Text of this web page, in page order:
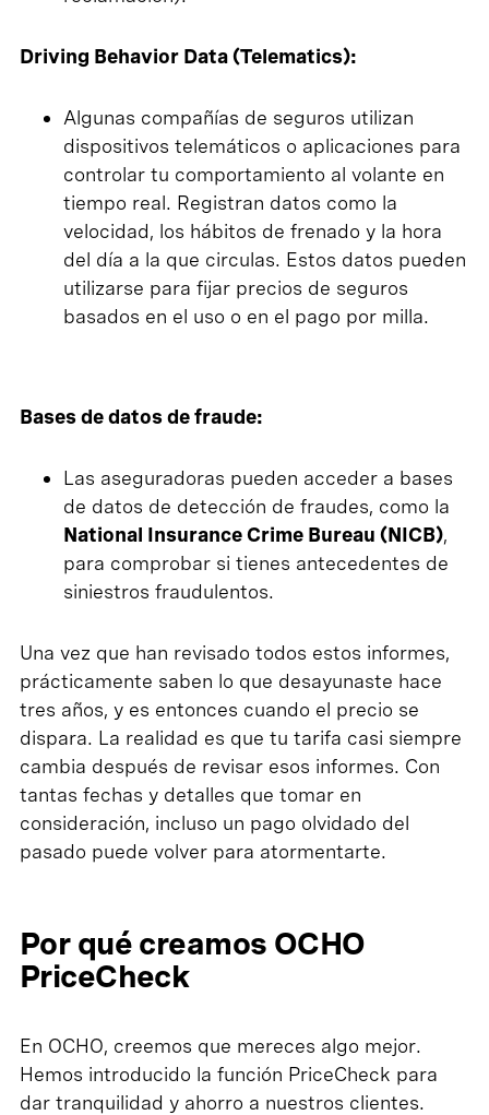
Driving Behavior Data (Telematics):
Algunas compañías de seguros utilizan
dispositivos telemáticos o aplicaciones para
controlar tu comportamiento al volante en
tiempo real. Registran datos como la
velocidad, los hábitos de frenado y la hora
del día a la que circulas. Estos datos pueden
utilizarse para fijar precios de seguros
basados en el uso o en el pago por milla.
Bases de datos de fraude:
Las aseguradoras pueden acceder a bases
de datos de detección de fraudes, como la
National Insurance Crime Bureau (NICB),
para comprobar si tienes antecedentes de
siniestros fraudulentos.
Una vez que han revisado todos estos informes,
prácticamente saben lo que desayunaste hace
tres años, y es entonces cuando el precio se
dispara. La realidad es que tu tarifa casi siempre
cambia después de revisar esos informes. Con
tantas fechas y detalles que tomar en
consideración, incluso un pago olvidado del
pasado puede volver para atormentarte.
Por qué creamos OCHO
PriceCheck
En OCHO, creemos que mereces algo mejor.
Hemos introducido la función PriceCheck para
dar tranquilidad y ahorro a nuestros clientes.